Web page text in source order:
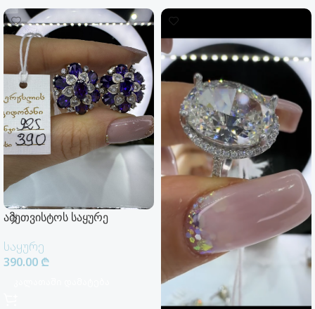
ამეთვისტოს საყურე
საყურე
390.00 ₾